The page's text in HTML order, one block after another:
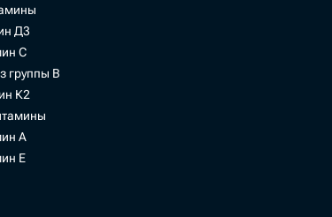
Д3
С
группы В
К2
А
Е